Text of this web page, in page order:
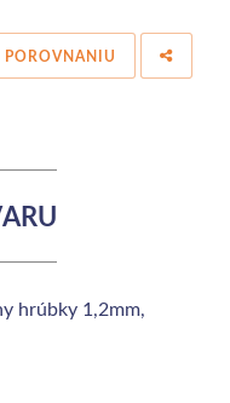
POROVNANIU
hrúbky 1,2mm,